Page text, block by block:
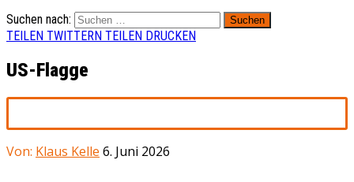
Suchen nach:
TEILEN TWITTERN TEILEN DRUCKEN
US-Flagge
Von: Klaus Kelle 6. Juni 2026